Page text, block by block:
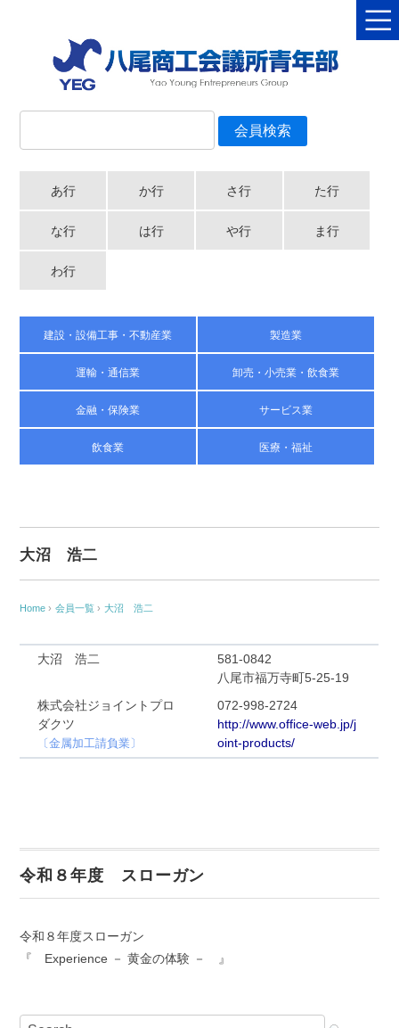
あ行 か行 さ行 た行
な行 は行 や行 ま行
わ行
建設・設備工事・不動産業 製造業
運輸・通信業 卸売・小売業・飲食業
金融・保険業 サービス業
飲食業 医療・福祉
大沼 浩二
Home › 会員一覧 › 大沼 浩二
大沼 浩二
581-0842
八尾市福万寺町5-25-19
株式会社ジョイントプロ
ダクツ
〔金属加工請負業〕
072-998-2724
http://www.office-web.jp/j
oint-products/
令和８年度 スローガン
令和８年度スローガン
『 Experience － 黄金の体験 － 』